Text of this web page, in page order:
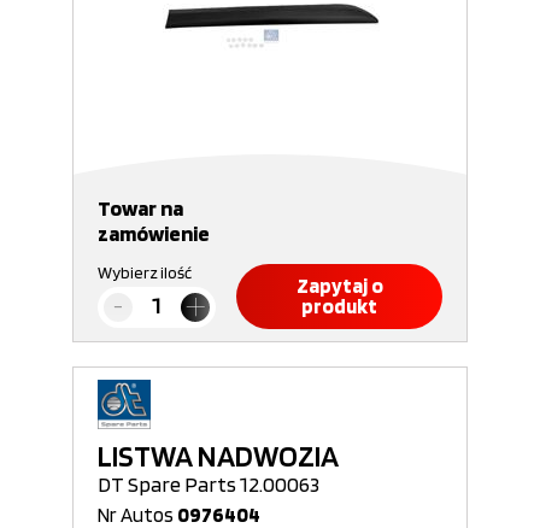
Towar na
zamówienie
Wybierz ilość
Zapytaj o
produkt
LISTWA NADWOZIA
DT Spare Parts 12.00063
Nr Autos 0976404